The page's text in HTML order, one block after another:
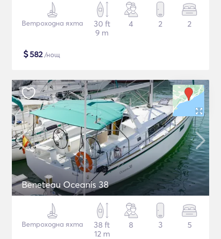
Ветроходна яхта
30 ft
9 m
4 2 2
$582/нощ
Beneteau Oceanis 38
Ветроходна яхта
38 ft
12 m
8 3 5